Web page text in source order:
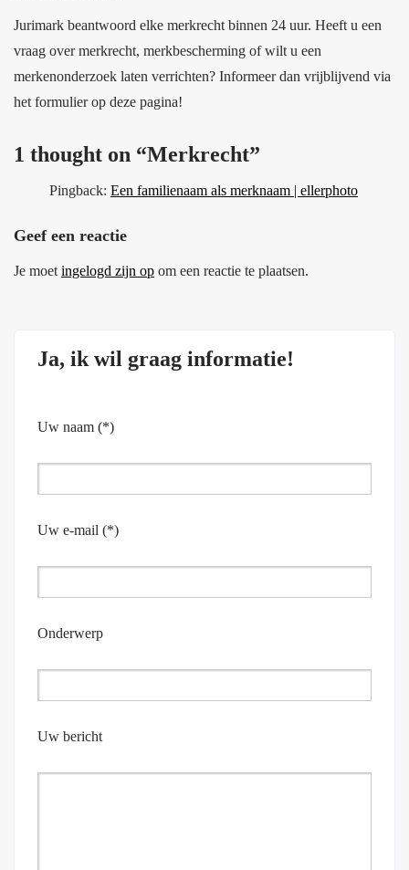
Jurimark beantwoord elke merkrecht binnen 24 uur. Heeft u een
vraag over merkrecht, merkbescherming of wilt u een
merkenonderzoek laten verrichten? Informeer dan vrijblijvend via
het formulier op deze pagina!
1 thought on “Merkrecht”
Pingback: Een familienaam als merknaam | ellerphoto
Geef een reactie
Je moet ingelogd zijn op om een reactie te plaatsen.
Ja, ik wil graag informatie!
Uw naam (*)
Uw e-mail (*)
Onderwerp
Uw bericht